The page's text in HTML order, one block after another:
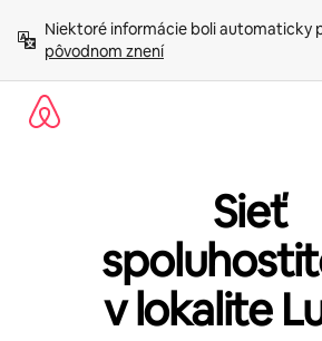
obsah.
Niektoré informácie boli automaticky
pôvodnom znení
Sieť
v lokalite